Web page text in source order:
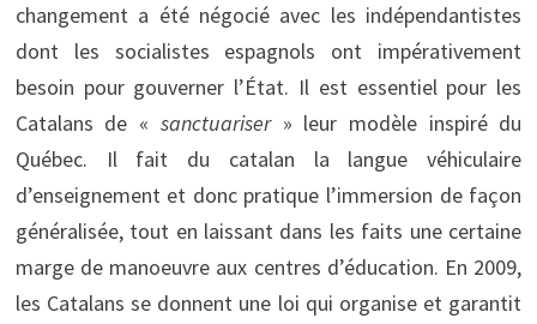
changement a été négocié avec les indépendantistes
dont les socialistes espagnols ont impérativement
besoin pour gouverner l’État. Il est essentiel pour les
Catalans de « sanctuariser» leur modèle inspiré du
Québec. Il fait du catalan la langue véhiculaire
d’enseignement et donc pratique l’immersion de façon
généralisée, tout en laissant dans les faits une certaine
marge de manoeuvre aux centres d’éducation. En 2009,
les Catalans se donnent une loi qui organise et garantit